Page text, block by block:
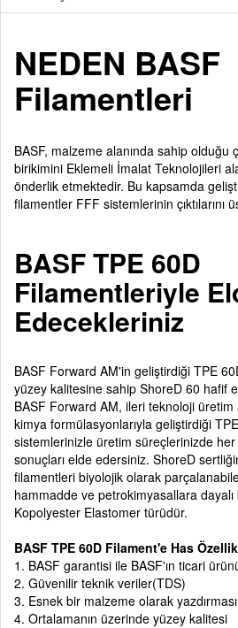
NEDEN BASF
Filamentleri
BASF, malzeme alanında sahip olduğu
birikimini Eklemeli İmalat Teknolojileri
önderlik etmektedir. Bu kapsamda
filamentler FFF sistemlerinin çıktılarını
BASF TPE 60D
Filamentleriyle
Edecekleriniz
BASF Forward AM'in geliştirdiği TPE
yüzey kalitesine sahip ShoreD 60 hafif
BASF Forward AM, ileri teknoloji üretim
kimya formülasyonlarıyla geliştirdiği
sistemlerinizle üretim süreçlerinizde
sonuçları elde edersiniz. ShoreD
filamentleri biyolojik olarak
hammadde ve petrokimyasallara
Kopolyester Elastomer türüdür.
BASF TPE 60D Filament'e Has
1. BASF garantisi ile BASF'ın ticari
2. Güvenilir teknik veriler(TDS)
3. Esnek bir malzeme olarak
4. Ortalamanın üzerinde yüzey kalitesi